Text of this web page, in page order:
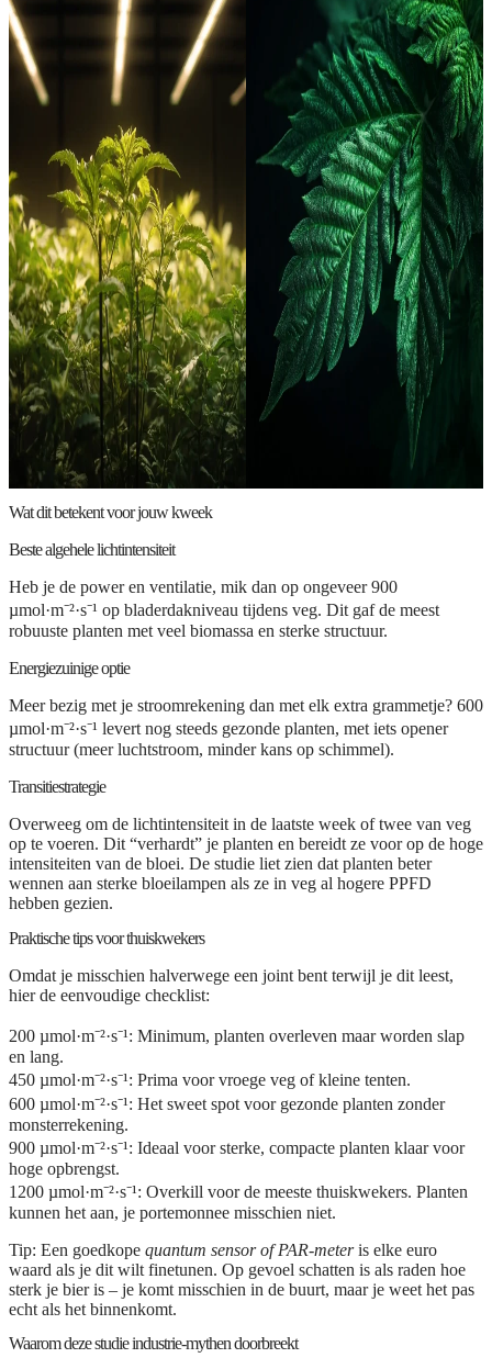
Wat dit betekent voor jouw kweek
Beste algehele lichtintensiteit
Heb je de power en ventilatie, mik dan op ongeveer900
µmol·m⁻²·s⁻¹ op bladerdakniveau tijdens veg. Dit gaf de meest
robuuste planten met veel biomassa en sterke structuur.
Energiezuinige optie
Meer bezig met je stroomrekening dan met elk extra grammetje? 600
µmol·m⁻²·s⁻¹ levert nog steeds gezonde planten, met iets opener
structuur (meer luchtstroom, minder kans op schimmel).
Transitiestrategie
Overweeg om de lichtintensiteit in de laatste week of twee van veg
op te voeren. Dit “verhardt” je planten en bereidt ze voor op de hoge
intensiteiten van de bloei. De studie liet zien dat planten beter
wennen aan sterke bloeilampen als ze in veg al hogere PPFD
hebben gezien.
Praktische tips voor thuiskwekers
Omdat je misschien halverwege een joint bent terwijl je dit leest,
hier de eenvoudige checklist:
200 µmol·m⁻²·s⁻¹: Minimum, planten overleven maar worden slap
en lang.
450 µmol·m⁻²·s⁻¹: Prima voor vroege veg of kleine tenten.
600 µmol·m⁻²·s⁻¹: Het sweet spot voor gezonde planten zonder
monsterrekening.
900 µmol·m⁻²·s⁻¹: Ideaal voor sterke, compacte planten klaar voor
hoge opbrengst.
1200 µmol·m⁻²·s⁻¹: Overkill voor de meeste thuiskwekers. Planten
kunnen het aan, je portemonnee misschien niet.
Tip: Een goedkope quantum sensor of PAR-meteris elke euro
waard als je dit wilt finetunen. Op gevoel schatten is als raden hoe
sterk je bier is – je komt misschien in de buurt, maar je weet het pas
echt als het binnenkomt.
Waarom deze studie industrie-mythen doorbreekt